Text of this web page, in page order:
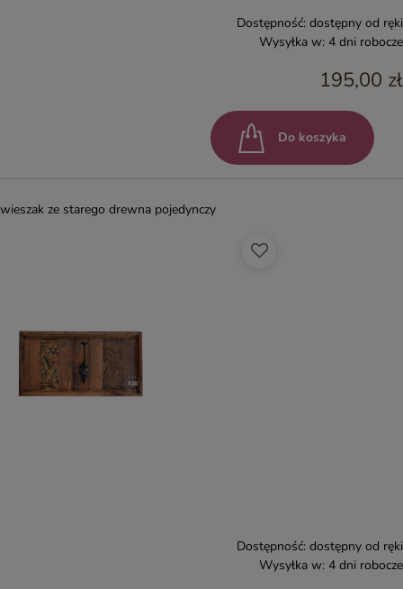
Dostępność: dostępny od ręki
Wysyłka w: 4 dni robocze
195,00 zł
Do koszyka
wieszak ze starego drewna pojedynczy
Dostępność: dostępny od ręki
Wysyłka w: 4 dni robocze